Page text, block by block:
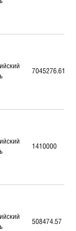
7045276.61
1410000
508474.57